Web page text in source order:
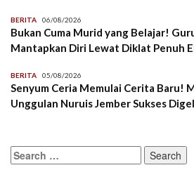
BERITA 06/08/2026
Bukan Cuma Murid yang Belajar!
Mantapkan Diri Lewat Diklat Penuh
BERITA 05/08/2026
Senyum Ceria Memulai Cerita Baru!
Unggulan Nuruis Jember Sukses
Search
for: